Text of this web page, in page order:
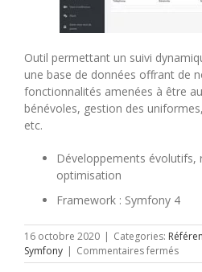
Outil permettant un suivi
une base de données offrant de
fonctionnalités amenées à être
bénévoles, gestion des
etc.
Développements évolutifs,
optimisation
Framework : Symfony 4
16 octobre 2020 | Categories:
Symfony | Commentaires ferméssur